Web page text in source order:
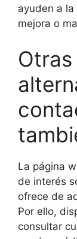
ayuden a
mejora o
La página
de interés
ofrece de
Por ello,
consultar